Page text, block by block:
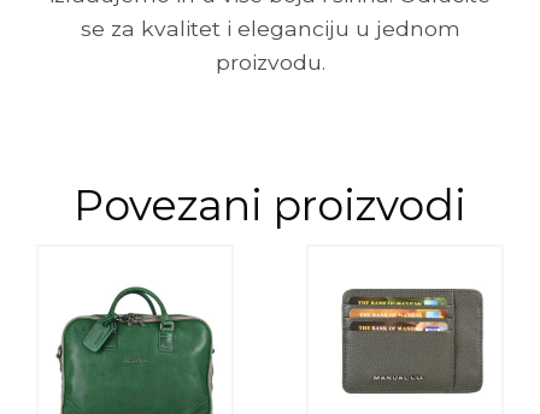
se za kvalitet i eleganciju u jednom
proizvodu.
Povezani proizvodi